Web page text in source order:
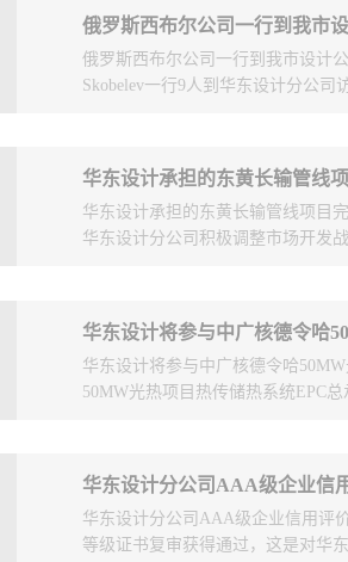
新型信息化技术手段给予肯定，对我院所有
社会、服务民生”的使命，按照“平战结合”
以饱满的热情和昂扬的斗志，不辱使命全力
常见问题防治技术导则》（以下简
审查等程序，日前已由青岛市城乡
关标准规范的要求并结合青岛市实
国家技术标准规范之间的具体衔接
俄罗斯西布尔公司一行到我市
俄罗斯西布尔公司一行到我市设计
Skobelev一行9人到华东设计分公
代表谢兴国一行3人和公司副总经
会议由华东设计分公司总经理王国
责人等出席会议。双方均表示会后
项目合作创造条件。会后，俄方代
是以独联体国家为代表的前苏联地
坦PKOP项目、土库曼斯坦天然气
及执行，以及与当地设计院的多种
目执行的矩阵式组织机构、各专业
华东设计承担的东黄长输管线
华东设计承担的东黄长输管线项目
华东设计分公司积极调整市场开发
可喜的成果，承接了青岛董家口
道项目。为了出色地完成设计任务
日，华东设计自控专业牵头，协同
的针对东黄长输管线的调研工作。
研活动收获颇丰，对于即将开展的
华东设计将参与中广核德令哈
华东设计将参与中广核德令哈
50MW光热项目热传储热系统EPC
德令哈50MW光热项目投标领导小
项目是广东核电集团引进国外技术
由一建公司、华东设计分公司及西
华东设计分公司AAA级企业信
华东设计分公司AAA级企业信用评
等级证书复审获得通过，这是对华